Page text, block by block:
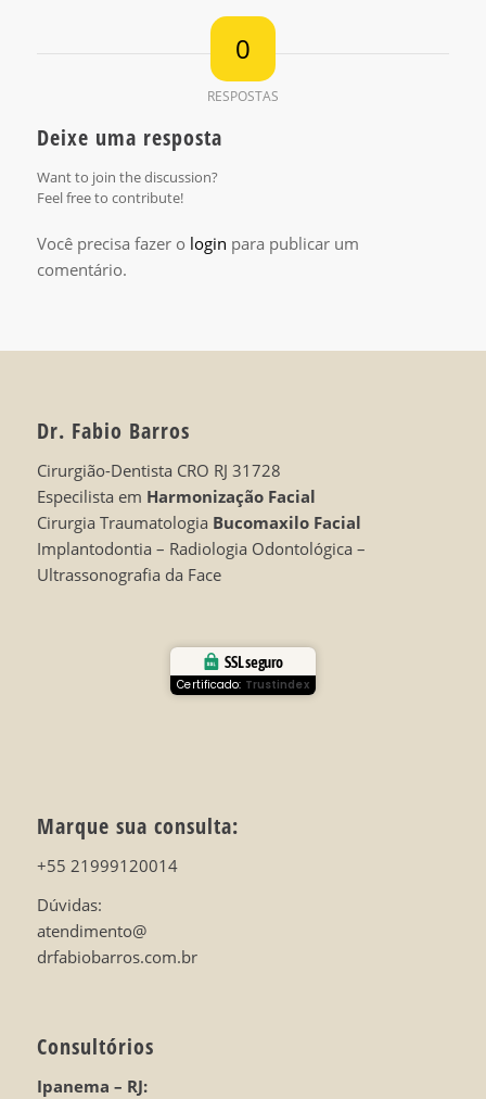
0
RESPOSTAS
Deixe uma resposta
Want to join the discussion?
Feel free to contribute!
Você precisa fazer o login para publicar um
comentário.
Dr. Fabio Barros
Cirurgião-Dentista CRO RJ 31728
Especilista em Harmonização Facial
Cirurgia Traumatologia Bucomaxilo Facial
Implantodontia – Radiologia Odontológica –
Ultrassonografia da Face
SSL seguro
Certificado: Trustindex
Marque sua consulta:
+55 21999120014
Dúvidas:
atendimento@
drfabiobarros.com.br
Consultórios
Ipanema – RJ: